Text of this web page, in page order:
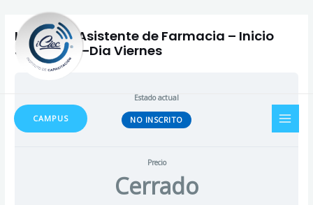
contenido
CAMPUS
Intensivo Asistente de Farmacia – Inicio
Julio 2026–Dia Viernes
Estado actual
NO INSCRITO
Precio
Cerrado